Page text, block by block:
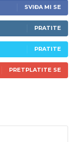
SVIĐA MI SE
PRATITE
PRATITE
PRETPLATITE SE